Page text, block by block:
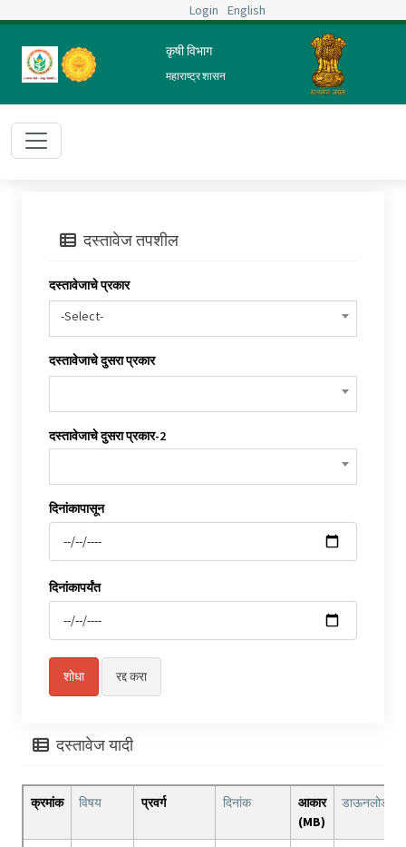
Login English
कृषी विभाग
महाराष्ट्र शासन
दस्तावेज तपशील
दस्तावेजाचे प्रकार
-Select-
दस्तावेजाचे दुसरा प्रकार
दस्तावेजाचे दुसरा प्रकार-2
दिनांकापासून
दिनांकापर्यंत
दस्तावेज यादी
क्रमांक विषय प्रवर्ग दिनांक
आकार
(MB)
डाऊनलोड